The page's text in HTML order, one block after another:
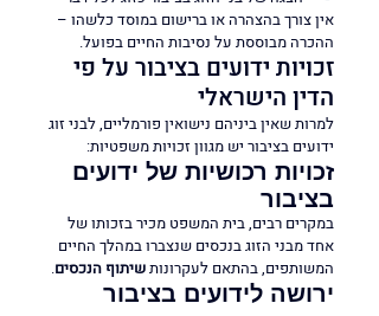
אין צורך בהצהרה או ברישום במוסד כלשהו –
ההכרה מבוססת על נסיבות החיים בפועל.
זכויות ידועים בציבור על פי
הדין הישראלי
למרות שאין ביניהם נישואין פורמליים, לבני זוג
ידועים בציבור יש מגוון זכויות משפטיות:
זכויות רכושיות של ידועים
בציבור
במקרים רבים, בית המשפט מכיר בזכותו של
אחד מבני הזוג בנכסים שנצברו במהלך החיים
המשותפים, בהתאם לעקרונות שיתוף הנכסים.
ירושה לידועים בציבור